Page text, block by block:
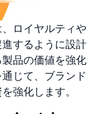
ロイヤルティや
するように設計
品の価値を強化
じて、ブランド
強化します。